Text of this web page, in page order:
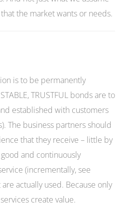
the market wants or needs.
is to be permanently
TRUSTFUL bonds are to
established with customers
The business partners should
that they receive – little by
and continuously
(incrementally, see
actually used. Because only
create value.